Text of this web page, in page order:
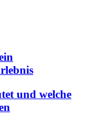
und welche